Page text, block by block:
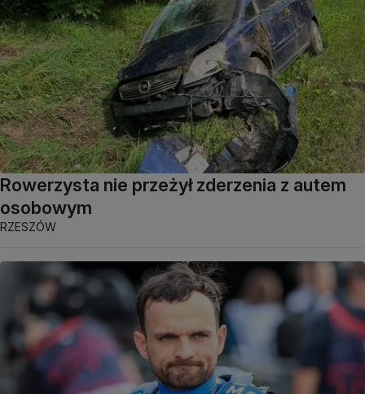
Rowerzysta nie przeżył zderzenia z autem
osobowym
RZESZÓW